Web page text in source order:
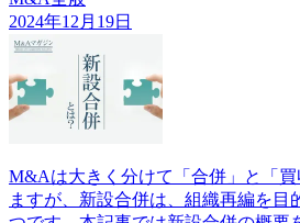
2024年12月19日
M&Aは大きく分けて「合併」と「
ますが、新設合併は、組織再編を目